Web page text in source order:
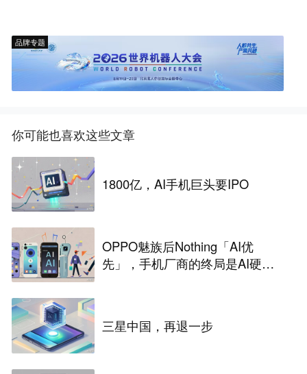
品牌专题
你可能也喜欢这些文章
1800亿，AI手机巨头要IPO
OPPO魅族后Nothing「AI优
先」，手机厂商的终局是AI硬
三星中国，再退一步